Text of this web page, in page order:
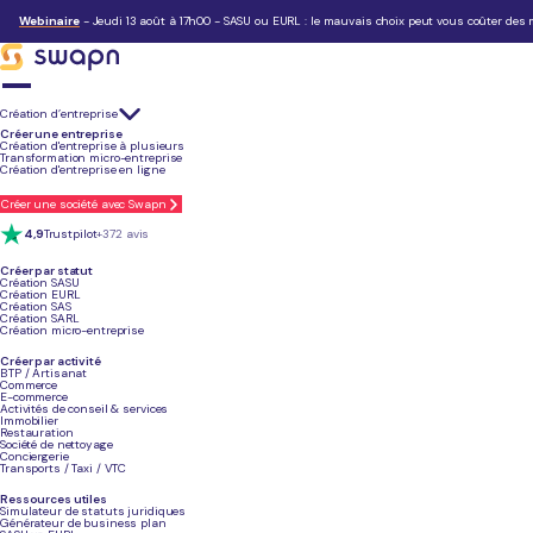
Webinaire- Jeudi 13 août à 17h00 - SASU ou EURL : le mauvais choix peut vous coûter
Création d’entreprise
Créer une entreprise
Création d'entreprise à plusieurs
Transformation micro-entreprise
Création d'entreprise en ligne
Créer une société avec Swapn
4,9Trustpilot+372 avis
Créer par statut
Création SASU
Création EURL
Création SAS
Création SARL
Création micro-entreprise
Créer par activité
BTP / Artisanat
Commerce
E-commerce
Activités de conseil & services
Immobilier
Restauration
Société de nettoyage
Conciergerie
Transports / Taxi / VTC
Ressources utiles
Simulateur de statuts juridiques
Générateur de business plan
Création d'une entreprise en ligne | Création à 0€ | Étapes 2026
Temps de lecture :
Créer une société prend 7 étapes et 1 à 2 semaines : du choix du statut juridique
h.
Quatre formes juridiques couvrent 90 % des créations : SASU et EURL si vous
objectifs.
Les frais obligatoires vont de 177 à 267 € : frais de greffe, annonce légale et
Un compte bancaire professionnel est obligatoire pour déposer le capital social
Création de société avec Swapn : les démarches sont prises en charge à 0 €
Créez votre entreprise avec un
5/5
Grégoire Charroyer